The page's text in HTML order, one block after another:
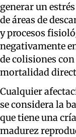
generar un
de áreas de
y procesos
negativamente
de colisiones
mortalidad
Cualquier
se considera la
que tiene una
madurez